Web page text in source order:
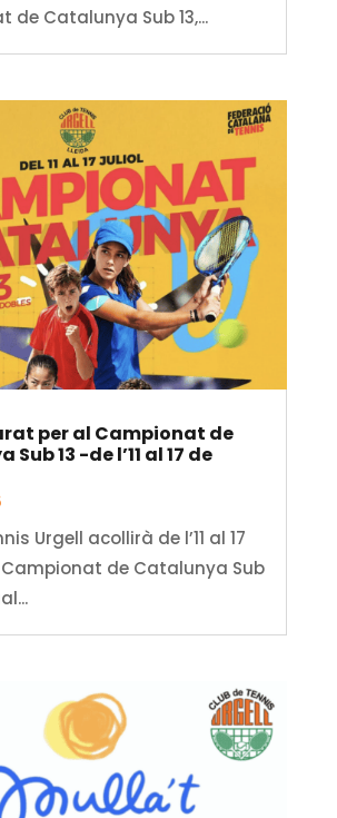
de Catalunya Sub 13,...
per al Campionat de
13 -de l’11 al 17 de
Urgell acollirà de l’11 al 17
de Catalunya Sub